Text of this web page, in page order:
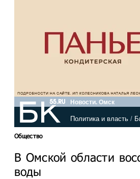
Новости. Омск
Политика и власть /
Общество
В Омской области
воды